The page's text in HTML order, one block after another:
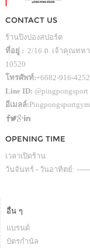
CONTACT US
ร้านปิงปองสปอร์ต
ที่อยู่ : 2/16 ถ. เจ้าคุณทห
10520
โทรศัพท์:+6682-916-4252
Line ID: @pingpongsport
อีเมลล์:
OPENING TIME
เวลาเปิดร้าน
วันจันทร์ - วันอาทิตย์:
อื่น ๆ
แบรนด์
บัตรกำนัล